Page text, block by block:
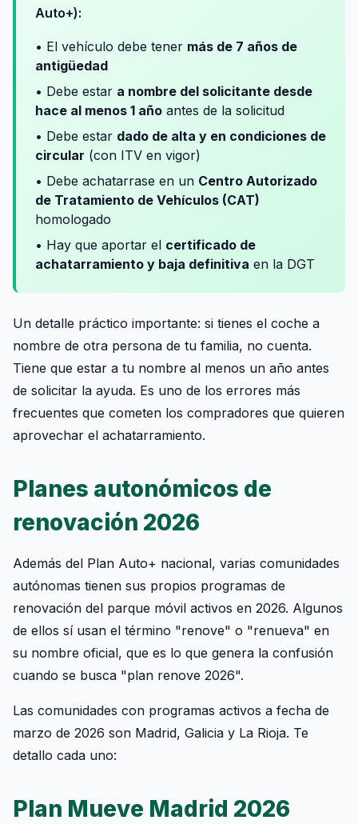
Auto+):
• El vehículo debe tener más de 7 años de
antigüedad
• Debe estar a nombre del solicitante desde
hace al menos 1 año antes de la solicitud
• Debe estar dado de alta y en condiciones de
circular (con ITV en vigor)
• Debe achatarrase en un Centro Autorizado
de Tratamiento de Vehículos (CAT)
homologado
• Hay que aportar el certificado de
achatarramiento y baja definitiva en la DGT
Un detalle práctico importante: si tienes el coche a
nombre de otra persona de tu familia, no cuenta.
Tiene que estar a tu nombre al menos un año antes
de solicitar la ayuda. Es uno de los errores más
frecuentes que cometen los compradores que quieren
aprovechar el achatarramiento.
Planes autonómicos de
renovación 2026
Además del Plan Auto+ nacional, varias comunidades
autónomas tienen sus propios programas de
renovación del parque móvil activos en 2026. Algunos
de ellos sí usan el término "renove" o "renueva" en
su nombre oficial, que es lo que genera la confusión
cuando se busca "plan renove 2026".
Las comunidades con programas activos a fecha de
marzo de 2026 son Madrid, Galicia y La Rioja. Te
detallo cada uno:
Plan Mueve Madrid 2026